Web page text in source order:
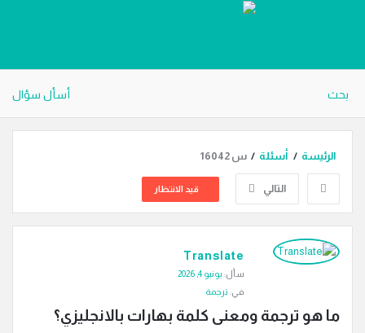
دليل
بحث أسأل سؤال
الرئيسة / أسئلة / س 16042
التالي قيد الانتظار
دليل
الترجمة
أسئلة
Translate
سأل: يونيو 4, 2026
في: ترجمة
ما هو ترجمة ومعنى كلمة بهارات بالانجليزي؟